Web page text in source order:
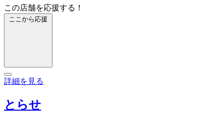
この店舗を応援する！
ここから応援
詳細を見る
とらせ